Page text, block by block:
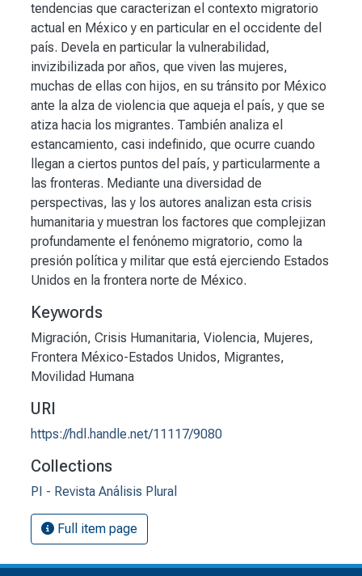
tendencias que caracterizan el contexto migratorio
actual en México y en particular en el occidente del
país. Devela en particular la vulnerabilidad,
invizibilizada por años, que viven las mujeres,
muchas de ellas con hijos, en su tránsito por México
ante la alza de violencia que aqueja el país, y que se
atiza hacia los migrantes. También analiza el
estancamiento, casi indefinido, que ocurre cuando
llegan a ciertos puntos del país, y particularmente a
las fronteras. Mediante una diversidad de
perspectivas, las y los autores analizan esta crisis
humanitaria y muestran los factores que complejizan
profundamente el fenónemo migratorio, como la
presión política y militar que está ejerciendo Estados
Unidos en la frontera norte de México.
Keywords
Migración, Crisis Humanitaria, Violencia, Mujeres,
Frontera México-Estados Unidos, Migrantes,
Movilidad Humana
URI
https://hdl.handle.net/11117/9080
Collections
PI - Revista Análisis Plural
Full item page